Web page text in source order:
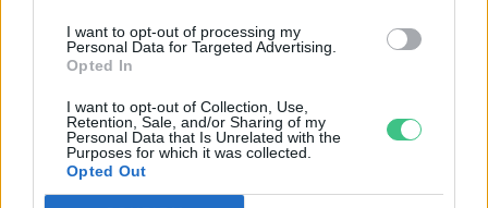
I want to opt-out of processing my
Personal Data for Targeted Advertising.
Opted In
I want to opt-out of Collection, Use,
Retention, Sale, and/or Sharing of my
Personal Data that Is Unrelated with the
Purposes for which it was collected.
Opted Out
Szedd magad őszibarack: itt vannak
SZEMLE